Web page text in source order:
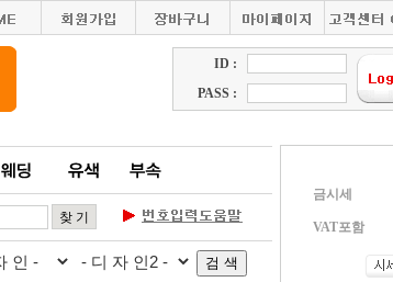
ID :
PASS :
금시세
VAT포함